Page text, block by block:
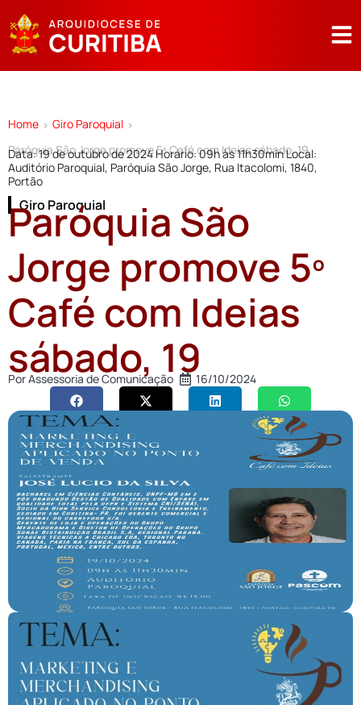
Home > Giro Paroquial >
Paróquia São Jorge promove 5º Café com Ideias sábado, 19
Data: 19 de outubro de 2024 Horário: 09h às 11h30min Local:
Auditório Paroquial, Paróquia São Jorge, Rua Itacolomi, 1840,
Portão
Giro Paroquial
Paróquia São
Jorge promove 5º
Café com Ideias
sábado, 19
PorAssessoria de Comunicação 16/10/2024